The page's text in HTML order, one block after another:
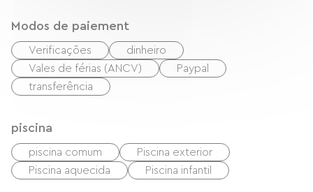
Modos de paiement
Verificações
dinheiro
Vales de férias (ANCV)
Paypal
transferência
piscina
piscina comum
Piscina exterior
Piscina aquecida
Piscina infantil